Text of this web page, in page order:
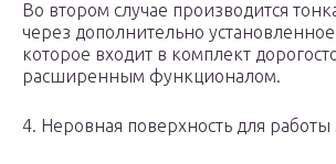
Во втором случае производится
через дополнительно
которое входит в комплект
расширенным функционалом.
4. Неровная поверхность для